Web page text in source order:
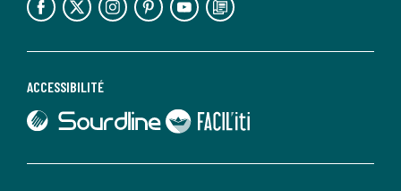
ACCESSIBILITÉ
lien vers Sourdline
lien vers Faciliti